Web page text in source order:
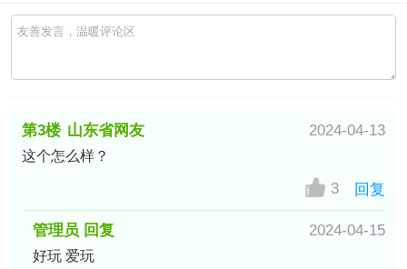
第3楼 山东省网友 2024-04-13
这个怎么样？
3 回复
管理员 回复 2024-04-15
好玩 爱玩